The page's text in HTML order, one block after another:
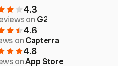
4.3
on G2
4.6
on Capterra
4.8
onApp Store